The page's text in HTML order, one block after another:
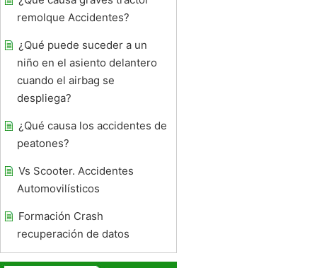
remolque Accidentes?
¿Qué puede suceder a un
niño en el asiento delantero
cuando el airbag se
despliega?
¿Qué causa los accidentes de
peatones?
Vs Scooter. Accidentes
Automovilísticos
Formación Crash
recuperación de datos